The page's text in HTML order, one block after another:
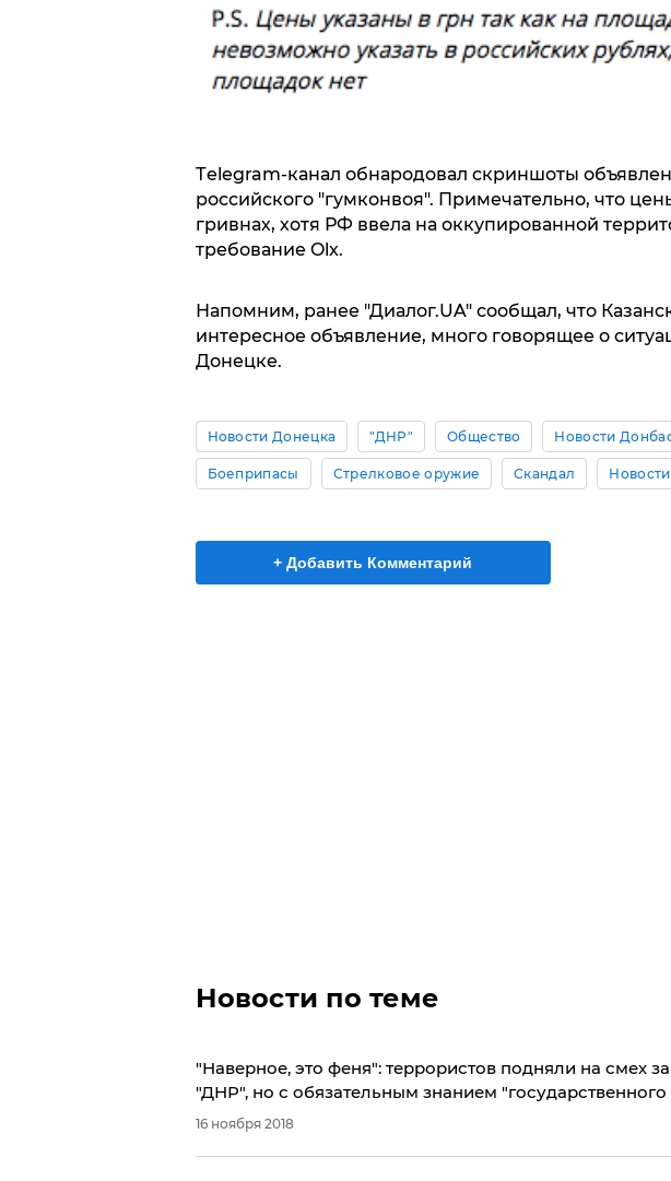
Тelegram-канал обнародовал скриншоты
российского "гумконвоя". Примечательно, что
гривнах, хотя РФ ввела на оккупированной
требование Olx.
Напомним, ранее "Диалог.UA" сообщал, что
интересное объявление, много говорящее о
Донецке.
Новости Донецка "ДНР" Общество Новости
Боеприпасы Стрелковое оружие Скандал
+ Добавить Комментарий
Новости по теме
"Наверное, это феня": террористов подняли на смех
"ДНР", но с обязательным знанием
16 ноября 2018